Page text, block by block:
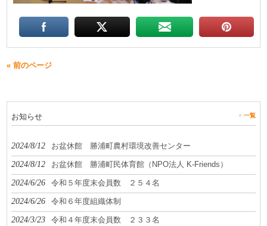
« 前のページ
お知らせ 一覧
2024/8/12 お盆休館 勝浦町農村環境改善センター
2024/8/12 お盆休館 勝浦町民体育館（NPO法人 K-Friends）
2024/6/26 令和５年度末会員数 ２５４名
2024/6/26 令和６年度組織体制
2024/3/23 令和４年度末会員数 ２３３名